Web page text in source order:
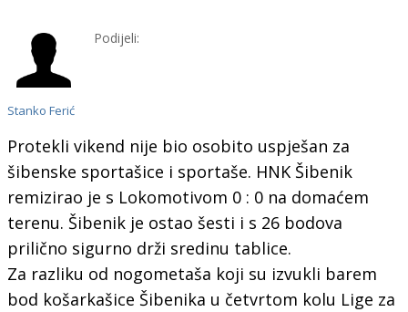
Stanko Ferić
Podijeli:
Protekli vikend nije bio osobito uspješan za
šibenske sportašice i sportaše. HNK Šibenik
remizirao je s Lokomotivom 0 : 0 na domaćem
terenu. Šibenik je ostao šesti i s 26 bodova
prilično sigurno drži sredinu tablice.
Za razliku od nogometaša koji su izvukli barem
bod košarkašice Šibenika u četvrtom kolu Lige za